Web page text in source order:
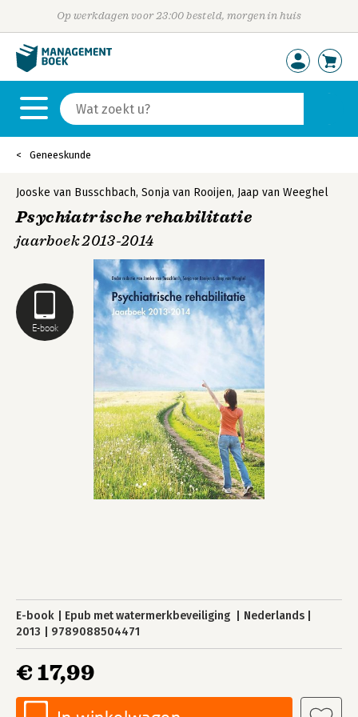
Op werkdagen voor 23:00 besteld, morgen in huis
Geneeskunde
E-book
Jooske van Busschbach, Sonja van Rooijen, Jaap van Weeghel
Psychiatrische rehabilitatie
jaarboek 2013-2014
E-book Epub met watermerkbeveiliging
Nederlands
2013
9789088504471
€ 17,99